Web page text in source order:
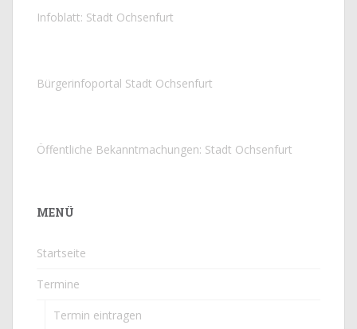
Infoblatt: Stadt Ochsenfurt
Bürgerinfoportal Stadt Ochsenfurt
Öffentliche Bekanntmachungen: Stadt Ochsenfurt
MENÜ
Startseite
Termine
Termin eintragen